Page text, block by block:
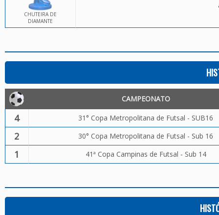
CHUTEIRA DE
DIAMANTE
CAMPEONATO
4 31° Copa Metropolitana de Futsal - SUB16
2 30° Copa Metropolitana de Futsal - Sub 16
1 41ª Copa Campinas de Futsal - Sub 14